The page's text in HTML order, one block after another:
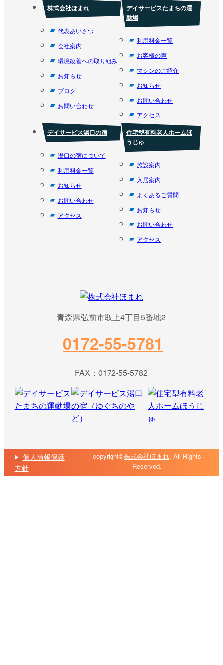
株式会社ほまれ
代表あいさつ
会社案内
環境改善への取り組み
お知らせ
ブログ
お問い合わせ
デイサービスたまちの運
動場
利用料金一覧
お客様の声
マシンのご紹介
お知らせ
お問い合わせ
アクセス
デイサービス湯口の宿
湯口の宿について
利用料金一覧
お知らせ
お問い合わせ
アクセス
住宅型有料老人ホームほ
うじゅ
施設案内
入居案内
よくあるご質問
お知らせ
お問い合わせ
アクセス
青森県弘前市取上4丁目5番地2
0172-55-5781
FAX：0172-55-5782
個人情報保護
方針
copyright©株式会社ほまれ. All Rights
Reserved.